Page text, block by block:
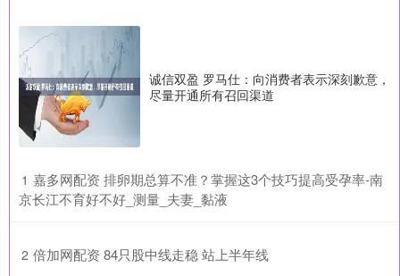
诚信双盈 罗马仕：向消费者表示深刻歉意，
尽量开通所有召回渠道
1 ​嘉多网配资 排卵期总算不准？掌握这3个技巧提高受孕率-南
京长江不育好不好_测量_夫妻_黏液
2 ​倍加网配资 84只股中线走稳 站上半年线